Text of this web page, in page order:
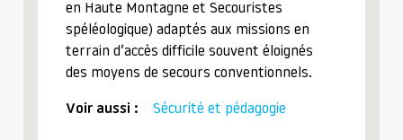
en Haute Montagne et Secouristes
spéléologique) adaptés aux missions en
terrain d’accès difficile souvent éloignés
des moyens de secours conventionnels.
Voir aussi : Sécurité et pédagogie